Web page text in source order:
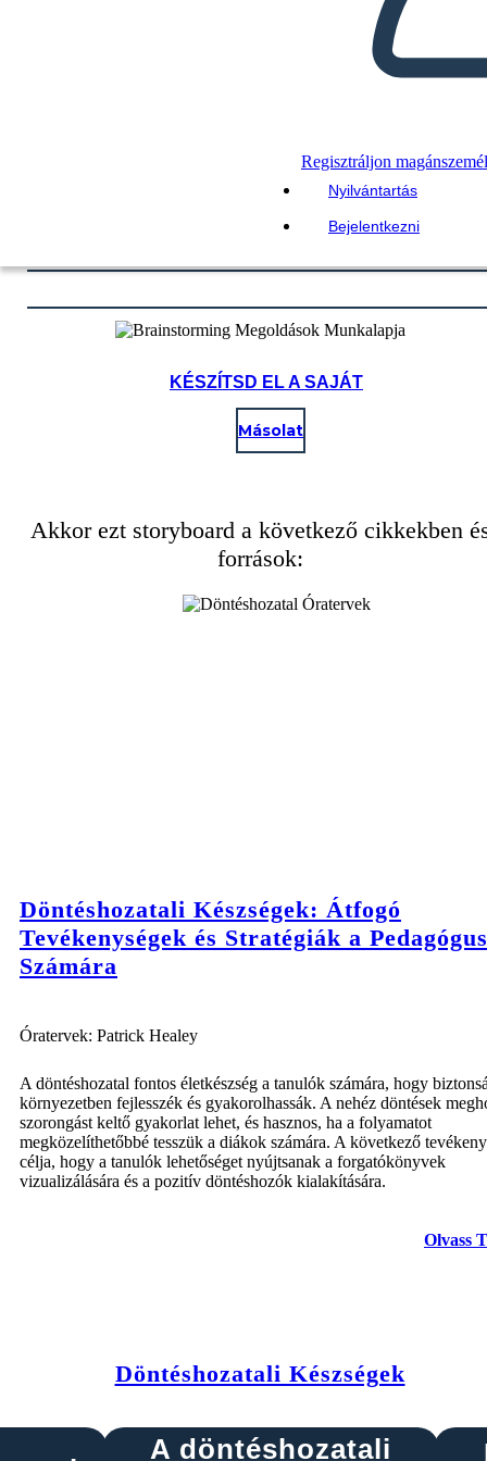
Regisztráljon
Nyilvántartás
Bejelentkezni
KÉSZÍTSD EL A SAJÁT
Másolat
Akkor ezt storyboard a következő cikkekben
források:
Döntéshozatali Készségek: Átfogó
Tevékenységek és Stratégiák a
Számára
Óratervek: Patrick Healey
A döntéshozatal fontos életkészség a tanulók számára, hogy
környezetben fejlesszék és gyakorolhassák. A nehéz döntések
szorongást keltő gyakorlat lehet, és hasznos, ha a folyamatot
megközelíthetőbbé tesszük a diákok számára. A következő
célja, hogy a tanulók lehetőséget nyújtsanak a forgatókönyvek
vizualizálására és a pozitív döntéshozók kialakítására.
Olvass
Döntéshozatali Készségek
A döntéshozatali